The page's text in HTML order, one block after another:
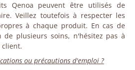
Qenoa peuvent être utilisés de
Veillez toutefois à respecter les
à chaque produit. En cas de
de plusieurs soins, n'hésitez pas à
client.
ou précautions d'emploi ?